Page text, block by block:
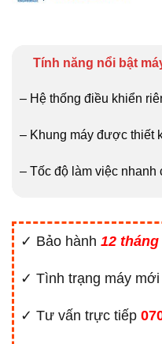
Tính năng nổi bật
– Hệ thống điều khiển
– Khung máy được thiết
– Tốc độ làm việc nhanh
✓ Bảo hành 12 tháng
✓ Tình trạng máy mới
✓ Tư vấn trực tiếp